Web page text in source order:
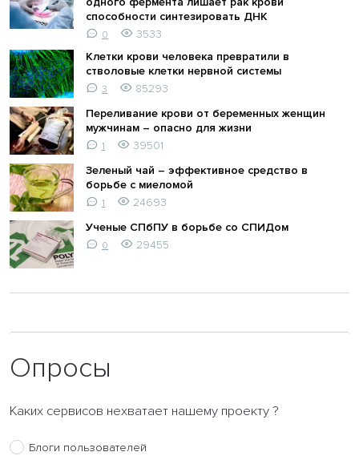
способности синтезировать ДНК
0
3533
Клетки крови человека превратили в
стволовые клетки нервной системы
3
85293
Переливание крови от беременных женщин
мужчинам – опасно для жизни
1
39501
Зеленый чай – эффективное средство в
борьбе с миеломой
1
24693
Ученые СПбПУ в борьбе со СПИДом
0 29455
Опросы
Каких сервисов нехватает нашему проекту ?
Блоги пользователей